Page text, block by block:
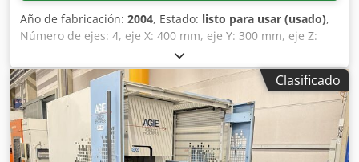
Año de fabricación: 2004, Estado: listo para usar (usado),
Número de ejes: 4, eje X: 400 mm, eje Y: 300 mm, eje Z:
350 mm, potencia de conexión: 8,3 kVA, corriente nominal:
12 A, peso: 3 t, equipamiento: husillo rotatorio, eje C
controlado, control CNC de diálogo para 4 ejes, caja de
mando, portaherramientas: portapinzas de sujeción
rápida Erowa ITS, cambiador automático de electrodos
para 20 posiciones, filtro de cartucho de papel. Es posible
la inspección in situ. Csdpfxszadk Ee Amrsha
Clasificado